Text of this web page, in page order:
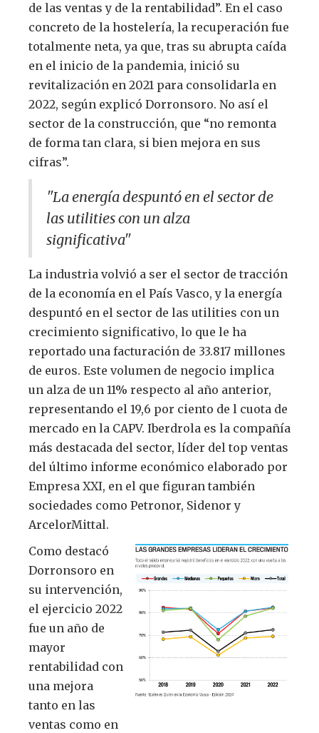
de las ventas y de la rentabilidad”. En el caso
concreto de la hostelería, la recuperación fue
totalmente neta, ya que, tras su abrupta caída
en el inicio de la pandemia, inició su
revitalización en 2021 para consolidarla en
2022, según explicó Dorronsoro. No así el
sector de la construcción, que “no remonta
de forma tan clara, si bien mejora en sus
cifras”.
"La energía despuntó en el sector de
las utilities con un alza
significativa"
La industria volvió a ser el sector de tracción
de la economía en el País Vasco, y la energía
despuntó en el sector de las utilities con un
crecimiento significativo, lo que le ha
reportado una facturación de 33.817 millones
de euros. Este volumen de negocio implica
un alza de un 11% respecto al año anterior,
representando el 19,6 por ciento de l cuota de
mercado en la CAPV. Iberdrola es la compañía
más destacada del sector, líder del top ventas
del último informe económico elaborado por
Empresa XXI, en el que figuran también
sociedades como Petronor, Sidenor y
ArcelorMittal.
Como destacó
Dorronsoro en
su intervención,
el ejercicio 2022
fue un año de
mayor
rentabilidad con
una mejora
tanto en las
ventas como en